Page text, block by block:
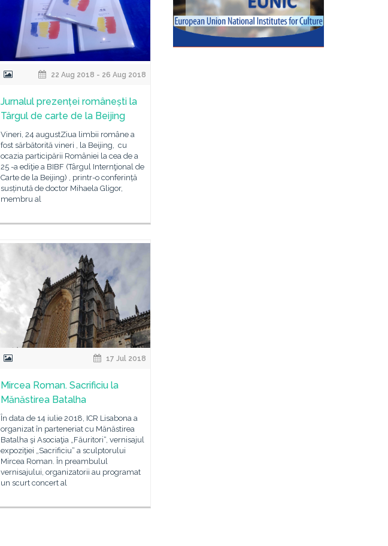
22 Aug 2018 - 26 Aug 2018
Jurnalul prezenței românești la
Târgul de carte de la Beijing
Vineri, 24 augustZiua limbii române a
fost sărbătorită vineri , la Beijing, cu
ocazia participării României la cea de a
25 -a ediţie a BIBF (Târgul Internţional de
Carte de la Beijing) , printr-o conferință
susținută de doctor Mihaela Gligor,
membru al
17 Jul 2018
Mircea Roman. Sacrificiu la
Mănăstirea Batalha
În data de 14 iulie 2018, ICR Lisabona a
organizat în parteneriat cu Mănăstirea
Batalha şi Asociaţia „Făuritori“, vernisajul
expoziţiei „Sacrificiu“ a sculptorului
Mircea Roman. În preambulul
vernisajului, organizatorii au programat
un scurt concert al